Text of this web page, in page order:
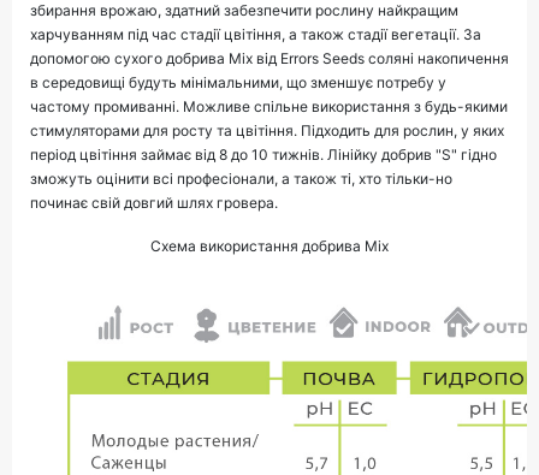
збирання врожаю, здатний забезпечити рослину найкращим
харчуванням під час стадії цвітіння, а також стадії вегетації. За
допомогою сухого добрива Mix від Errors Seeds соляні накопичення
в середовищі будуть мінімальними, що зменшує потребу у
частому промиванні. Можливе спільне використання з будь-якими
стимуляторами для росту та цвітіння. Підходить для рослин, у яких
період цвітіння займає від 8 до 10 тижнів. Лінійку добрив "S" гідно
зможуть оцінити всі професіонали, а також ті, хто тільки-но
починає свій довгий шлях гровера.
Схема використання добрива Mix